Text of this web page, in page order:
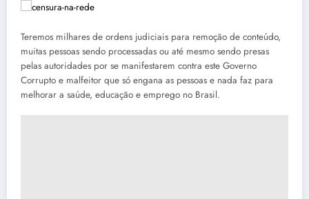
Teremos milhares de ordens judiciais para remoção de conteúdo,
muitas pessoas sendo processadas ou até mesmo sendo presas
pelas autoridades por se manifestarem contra este Governo
Corrupto e malfeitor que só engana as pessoas e nada faz para
melhorar a saúde, educação e emprego no Brasil.